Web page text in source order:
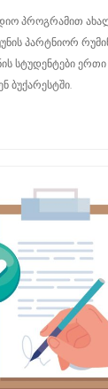
პროგრამით
პარტნიორ
სტუდენტები
ბუქარესტში.